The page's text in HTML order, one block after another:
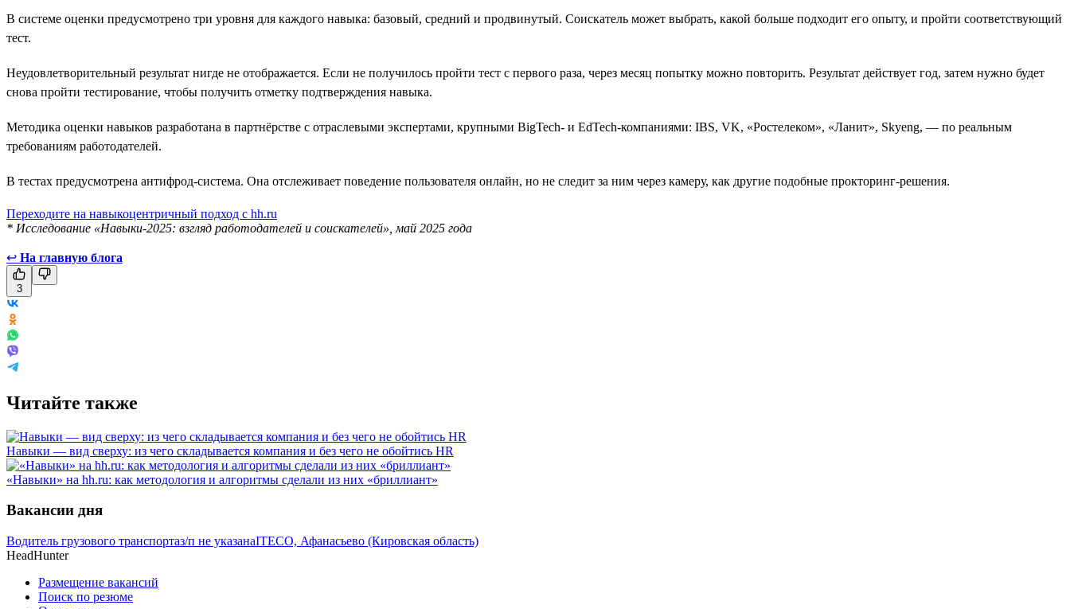
В системе оценки предусмотрено три уровня для каждого навыка: базовый, средний и продвинутый. Соискатель может выбрать, какой больше подходит его опыту, и пройти соответствующий
тест.
Неудовлетворительный результат нигде не отображается. Если не получилось пройти тест с первого раза, через месяц попытку можно повторить. Результат действует год, затем нужно будет
снова пройти тестирование, чтобы получить отметку подтверждения навыка.
Методика оценки навыков разработана в партнёрстве с отраслевыми экспертами, крупными BigTech- и EdTech-компаниями: IBS, VK, «Ростелеком», «Ланит», Skyeng, — по реальным
требованиям работодателей.
В тестах предусмотрена антифрод-система. Она отслеживает поведение пользователя онлайн, но не следит за ним через камеру, как другие подобные прокторинг-решения.
Переходите на навыкоцентричный подход с hh.ru
* Исследование «Навыки-2025: взгляд работодателей и соискателей», май 2025 года
↩ На главную блога
3
Читайте также
Навыки — вид сверху: из чего складывается компания и без чего не обойтись HR
«Навыки» на hh.ru: как методология и алгоритмы сделали из них «бриллиант»
Вакансии дня
Водитель грузового транспортаз/п не указанаITECO, Афанасьево (Кировская область)
HeadHunter
Размещение вакансий
Поиск по резюме